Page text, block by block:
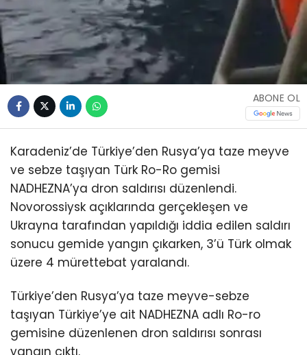
ABONE OL
Karadeniz’de Türkiye’den Rusya’ya taze meyve
ve sebze taşıyan Türk Ro-Ro gemisi
NADHEZNA’ya dron saldırısı düzenlendi.
Novorossiysk açıklarında gerçekleşen ve
Ukrayna tarafından yapıldığı iddia edilen saldırı
sonucu gemide yangın çıkarken, 3’ü Türk olmak
üzere 4 mürettebat yaralandı.
Türkiye’den Rusya’ya taze meyve-sebze
taşıyan Türkiye’ye ait NADHEZNA adlı Ro-ro
gemisine düzenlenen dron saldırısı sonrası
yangın çıktı.